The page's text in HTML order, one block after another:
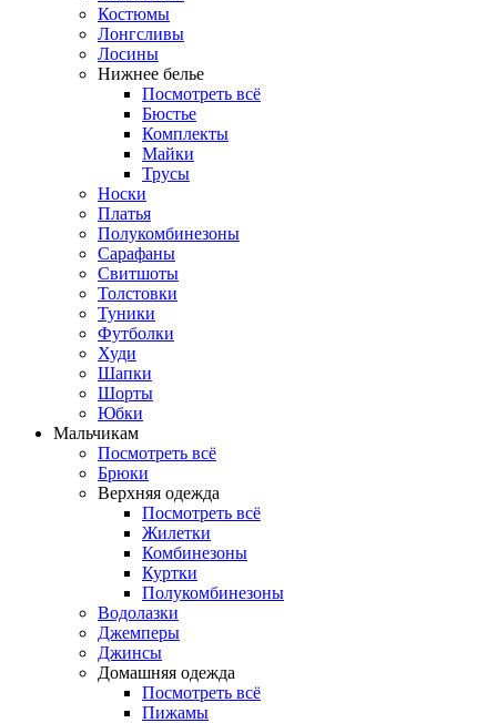
Костюмы
Лонгсливы
Лосины
Нижнее белье
Посмотреть всё
Бюстье
Комплекты
Майки
Трусы
Носки
Платья
Полукомбинезоны
Сарафаны
Свитшоты
Толстовки
Туники
Футболки
Худи
Шапки
Шорты
Юбки
Мальчикам
Посмотреть всё
Брюки
Верхняя одежда
Посмотреть всё
Жилетки
Комбинезоны
Куртки
Полукомбинезоны
Водолазки
Джемперы
Джинсы
Домашняя одежда
Посмотреть всё
Пижамы